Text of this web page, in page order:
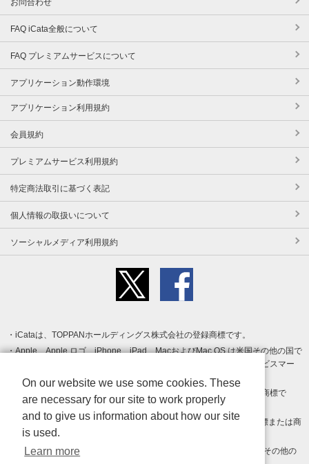
FAQ iCata全般について
FAQ プレミアムサービスについて
アプリケーション動作環境
アプリケーション利用規約
会員規約
プレミアムサービス利用規約
特定商法取引に基づく表記
個人情報の取扱いについて
ソーシャルメディア利用規約
iCataは、TOPPANホールディングス株式会社の登録商標です。
Apple、Apple ロゴ、iPhone、iPad、MacおよびMac OS は米国その他の国で
登録された Apple Inc. の商標です。App Store は Apple Inc. のサービスマー
クです。
Android、Google Play および Google Play ロゴ は Google LLC の商標で
す。
Windows は Microsoft Inc.の米国およびその他の国における登録商標または商
標です。
Adobe、Adobe Reader、Adobe PDF は、Adobe Inc.の米国およびその他の
On our website we use some cookies. These
are necessary for our site to work properly
and to give us information about how our site
is used.
Learn more